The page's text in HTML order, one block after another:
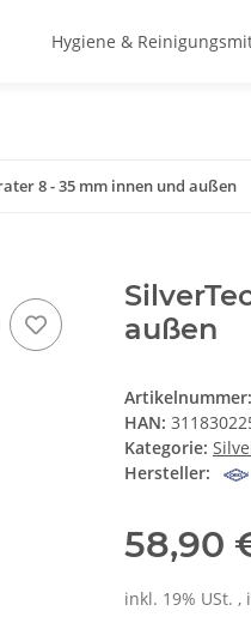
Hygiene &
8 - 35 mm innen und außen
außen
Artikelnummer:
HAN:
Kategorie:
Hersteller:
58,90
inkl. 19% USt. ,